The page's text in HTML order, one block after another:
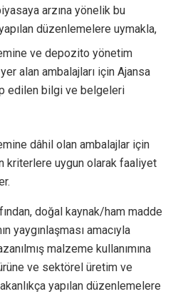
arzına yönelik bu
düzenlemelere uymakla,
ve depozito yönetim
alan ambalajları için Ajansa
edilen bilgi ve belgeleri
dâhil olan ambalajlar için
kriterlere uygun olarak faaliyet
doğal kaynak/ham madde
yaygınlaşması amacıyla
malzeme kullanımına
ve sektörel üretim ve
yapılan düzenlemelere